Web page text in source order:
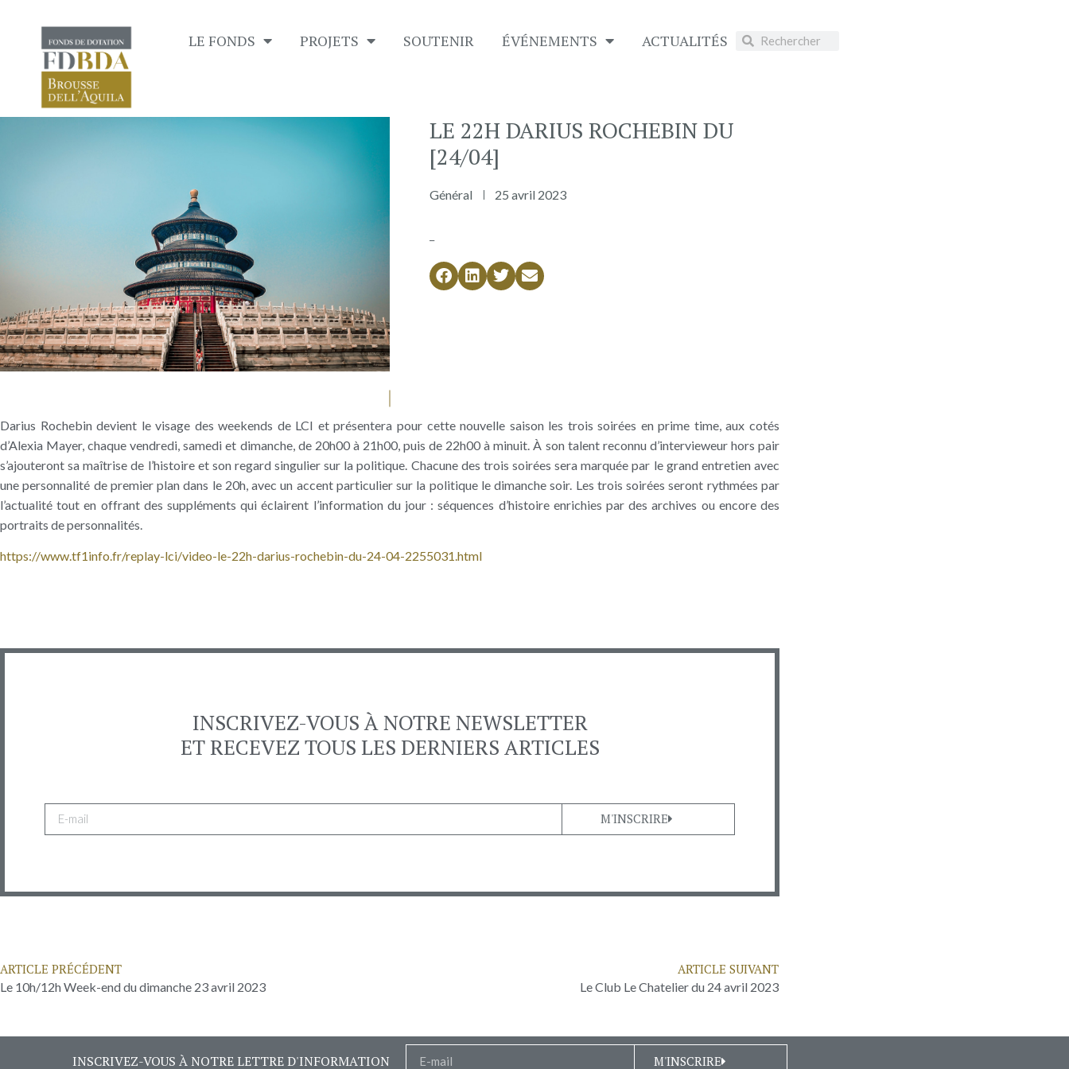
LE FONDS PROJETS SOUTENIR É​VÉNEMENTS ACTUALITÉS
LE 22H DARIUS ROCHEBIN DU
[24/04]
Général 25 avril 2023
Darius Rochebin devient le visage des weekends de LCI et présentera pour cette nouvelle saison les trois soirées en prime time, aux cotés
d’Alexia Mayer, chaque vendredi, samedi et dimanche, de 20h00 à 21h00, puis de 22h00 à minuit. À son talent reconnu d’intervieweur hors pair
s’ajouteront sa maîtrise de l’histoire et son regard singulier sur la politique. Chacune des trois soirées sera marquée par le grand entretien avec
une personnalité de premier plan dans le 20h, avec un accent particulier sur la politique le dimanche soir. Les trois soirées seront rythmées par
l’actualité tout en offrant des suppléments qui éclairent l’information du jour : séquences d’histoire enrichies par des archives ou encore des
portraits de personnalités.
https://www.tf1info.fr/replay-lci/video-le-22h-darius-rochebin-du-24-04-2255031.html
INSCRIVEZ-VOUS À NOTRE NEWSLETTER
ET RECEVEZ TOUS LES DERNIERS ARTICLES
M'INSCRIRE
ARTICLE PRÉCÉDENT
Le 10h/12h Week-end du dimanche 23 avril 2023
ARTICLE SUIVANT
Le Club Le Chatelier du 24 avril 2023
INSCRIVEZ-VOUS À NOTRE LETTRE D'INFORMATION M'INSCRIRE